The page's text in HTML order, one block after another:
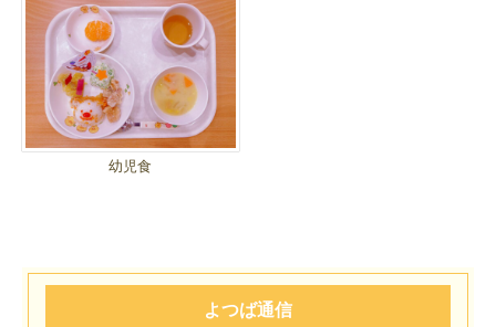
幼児食
よつば通信